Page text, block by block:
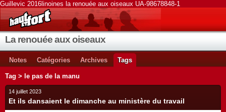
Guillevic 2016linoines la renouée aux oiseaux UA-98678848-1
La renouée aux oiseaux
Notes Catégories Archives Tags
Tag > le pas de la manu
14 juillet 2023
Et ils dansaient le dimanche au ministère du travail